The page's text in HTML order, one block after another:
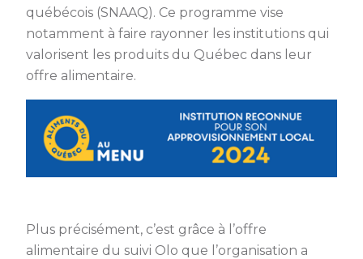
québécois (SNAAQ). Ce programme vise
notamment à faire rayonner les institutions qui
valorisent les produits du Québec dans leur
offre alimentaire.
Plus précisément, c’est grâce à l’offre
alimentaire du suivi Olo que l’organisation a